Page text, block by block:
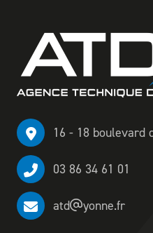
16 - 18 boulevard
03 86 34 61 01
atd yonne.fr